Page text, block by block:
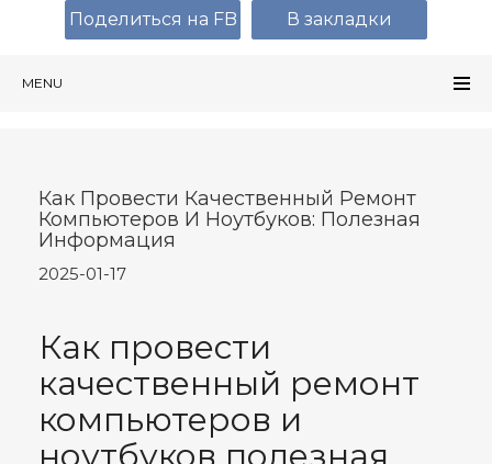
MENU
Как Провести Качественный Ремонт
Компьютеров И Ноутбуков: Полезная
Информация
2025-01-17
Как провести
качественный ремонт
компьютеров и
ноутбуков полезная
Поделиться на FB В закладки